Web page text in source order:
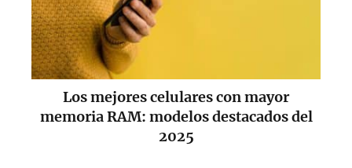
Los mejores celulares con mayor
memoria RAM: modelos destacados del
2025